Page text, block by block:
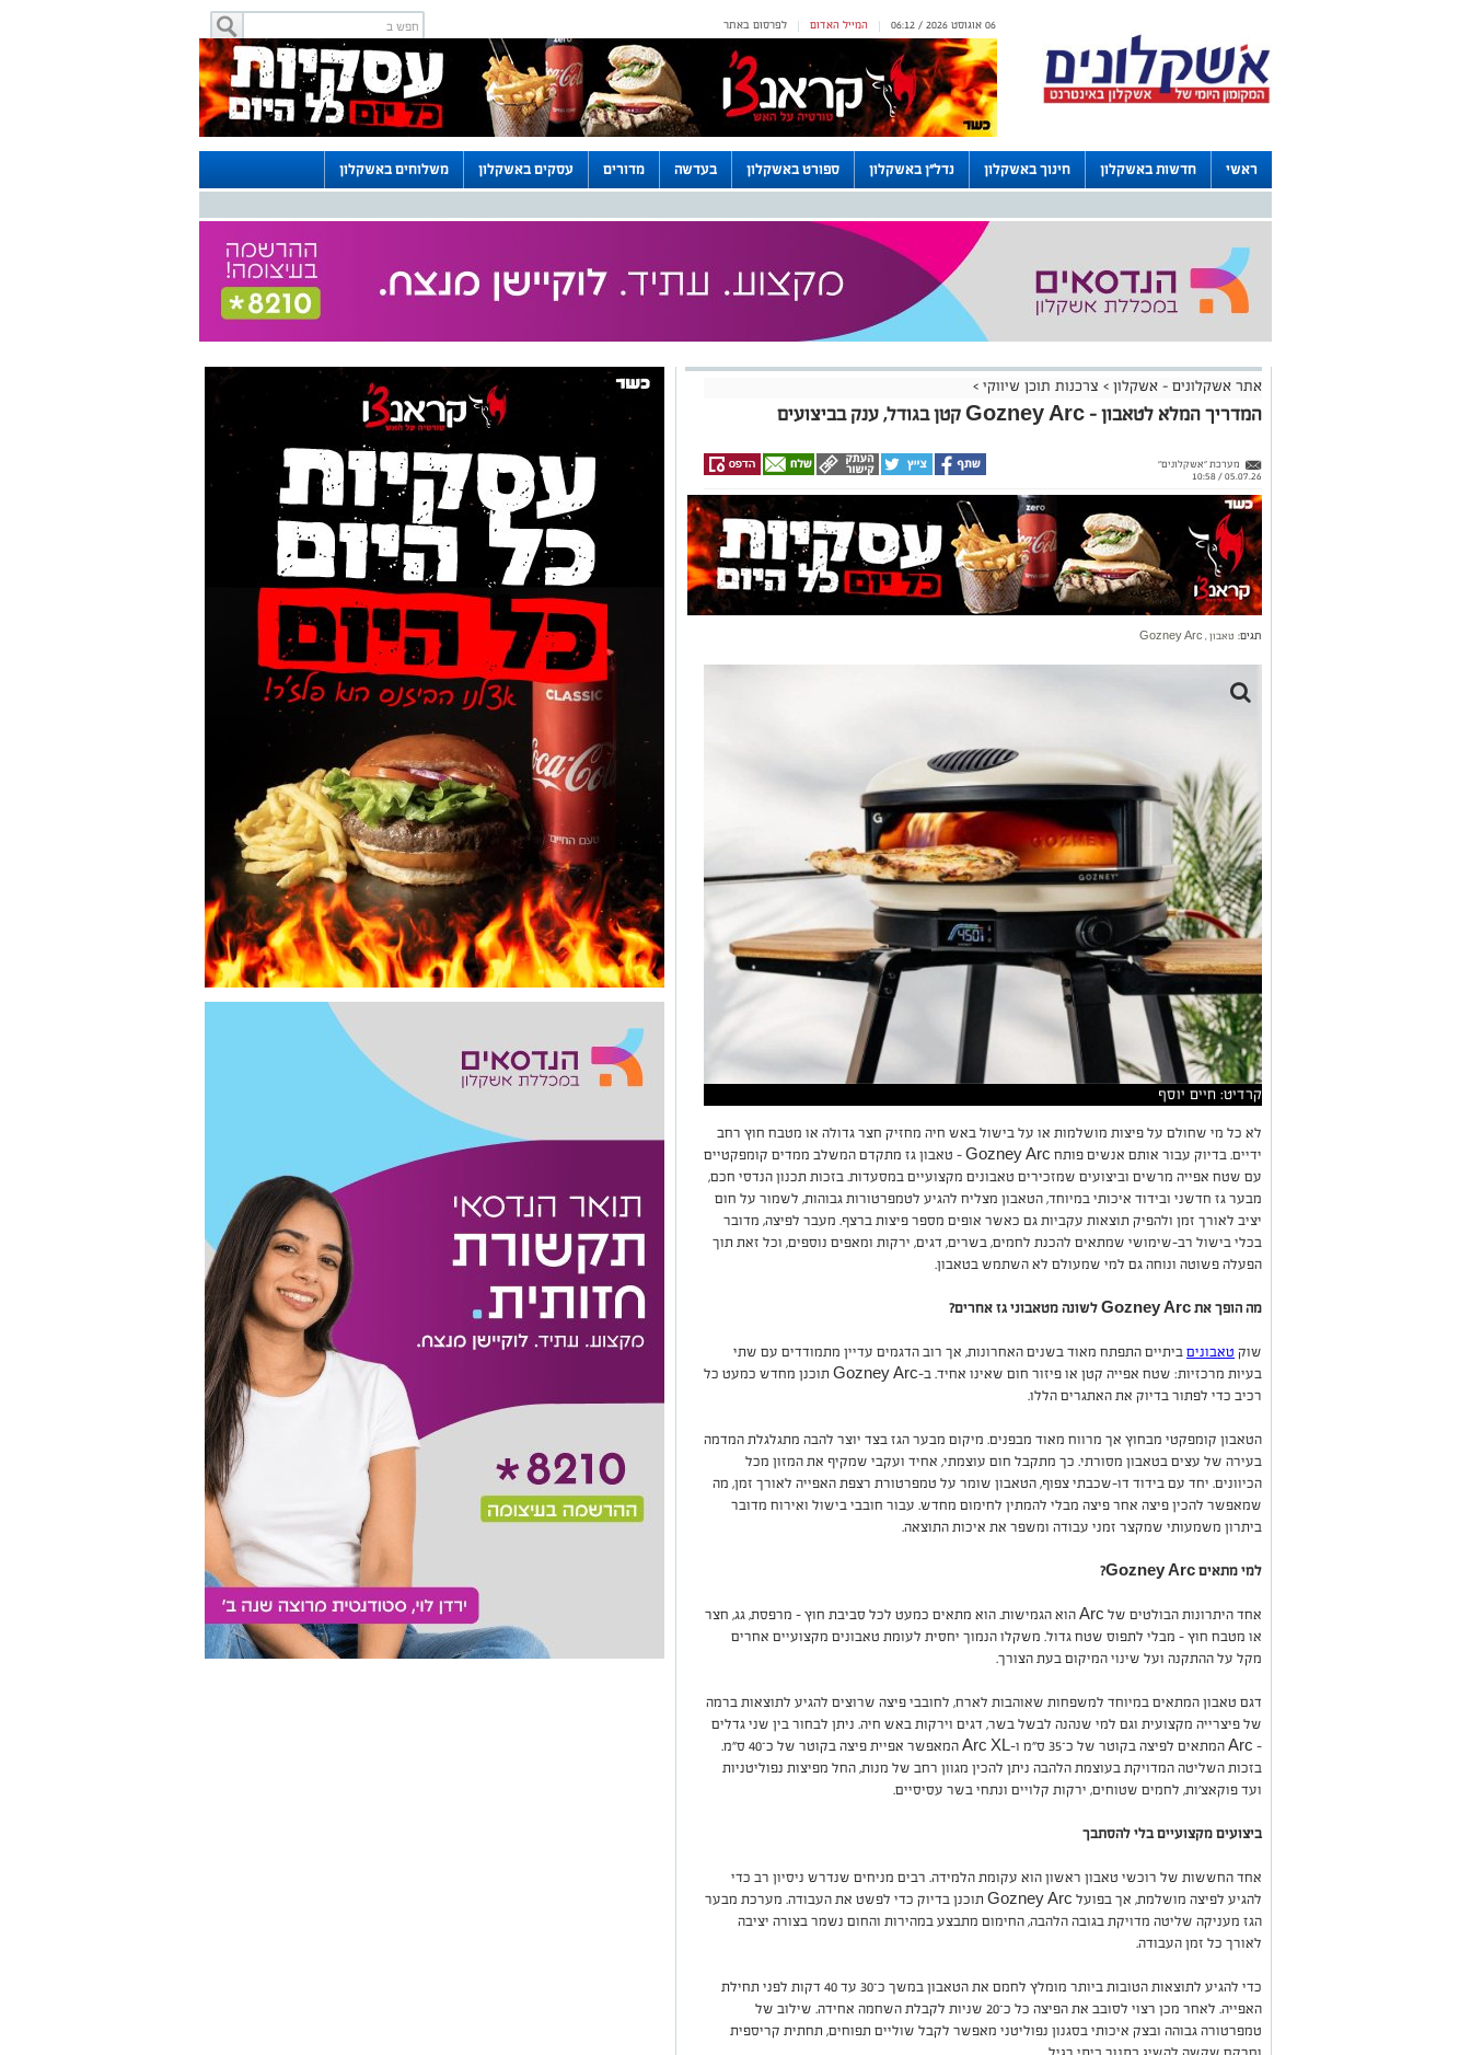
לפרסום באתר | המייל האדום | 06 אוגוסט 2026 / 06:12
ראשי חדשות באשקלון חינוך באשקלון נדל"ן באשקלון ספורט באשקלון בעדשה מדורים עסקים באשקלון משלוחים באשקלון
אתר אשקלונים - אשקלון > צרכנות תוכן שיווקי >
המדריך המלא לטאבון - Gozney Arc קטן בגודל, ענק בביצועים
מערכת "אשקלונים"
05.07.26 / 10:58
תגים: טאבון,
Gozney Arc
קרדיט: חיים יוסף
לא כל מי שחולם על פיצות מושלמות או על בישול באש חיה מחזיק חצר גדולה או מטבח חוץ רחב
ידיים. בדיוק עבור אותם אנשים פותח Gozney Arc – טאבון גז מתקדם המשלב ממדים קומפקטיים
עם שטח אפייה מרשים וביצועים שמזכירים טאבונים מקצועיים במסעדות. בזכות תכנון הנדסי חכם,
מבער גז חדשני ובידוד איכותי במיוחד, הטאבון מצליח להגיע לטמפרטורות גבוהות, לשמור על חום
יציב לאורך זמן ולהפיק תוצאות עקביות גם כאשר אופים מספר פיצות ברצף. מעבר לפיצה, מדובר
בכלי בישול רב-שימושי שמתאים להכנת לחמים, בשרים, דגים, ירקות ומאפים נוספים, וכל זאת תוך
הפעלה פשוטה ונוחה גם למי שמעולם לא השתמש בטאבון.
מה הופך את Gozney Arc לשונה מטאבוני גז אחרים?
שוק טאבוניםביתיים התפתח מאוד בשנים האחרונות, אך רוב הדגמים עדיין מתמודדים עם שתי
בעיות מרכזיות: שטח אפייה קטן או פיזור חום שאינו אחיד. ב-Gozney Arc תוכנן מחדש כמעט כל
רכיב כדי לפתור בדיוק את האתגרים הללו.
הטאבון קומפקטי מבחוץ אך מרווח מאוד מבפנים. מיקום מבער הגז בצד יוצר להבה מתגלגלת המדמה
בעירה של עצים בטאבון מסורתי. כך מתקבל חום עוצמתי, אחיד ועקבי שמקיף את המזון מכל
הכיוונים. יחד עם בידוד דו-שכבתי צפוף, הטאבון שומר על טמפרטורת רצפת האפייה לאורך זמן, מה
שמאפשר להכין פיצה אחר פיצה מבלי להמתין לחימום מחדש. עבור חובבי בישול ואירוח מדובר
ביתרון משמעותי שמקצר זמני עבודה ומשפר את איכות התוצאה.
למי מתאים Gozney Arc?
אחד היתרונות הבולטים של Arc הוא הגמישות. הוא מתאים כמעט לכל סביבת חוץ – מרפסת, גג, חצר
או מטבח חוץ – מבלי לתפוס שטח גדול. משקלו הנמוך יחסית לעומת טאבונים מקצועיים אחרים
מקל על ההתקנה ועל שינוי המיקום בעת הצורך.
דגם טאבון המתאים במיוחד למשפחות שאוהבות לארח, לחובבי פיצה שרוצים להגיע לתוצאות ברמה
של פיצרייה מקצועית וגם למי שנהנה לבשל בשר, דגים וירקות באש חיה. ניתן לבחור בין שני גדלים
– Arc המתאים לפיצה בקוטר של כ־35 ס"מ ו-Arc XL המאפשר אפיית פיצה בקוטר של כ־40 ס"מ.
בזכות השליטה המדויקת בעוצמת הלהבה ניתן להכין מגוון רחב של מנות, החל מפיצות נפוליטניות
ועד פוקאצ'ות, לחמים שטוחים, ירקות קלויים ונתחי בשר עסיסיים.
ביצועים מקצועיים בלי להסתבך
אחד החששות של רוכשי טאבון ראשון הוא עקומת הלמידה. רבים מניחים שנדרש ניסיון רב כדי
להגיע לפיצה מושלמת, אך בפועל Gozney Arc תוכנן בדיוק כדי לפשט את העבודה. מערכת מבער
הגז מעניקה שליטה מדויקת בגובה הלהבה, החימום מתבצע במהירות והחום נשמר בצורה יציבה
לאורך כל זמן העבודה.
כדי להגיע לתוצאות הטובות ביותר מומלץ לחמם את הטאבון במשך כ־30 עד 40 דקות לפני תחילת
האפייה. לאחר מכן רצוי לסובב את הפיצה כל כ־20 שניות לקבלת השחמה אחידה. שילוב של
טמפרטורה גבוהה ובצק איכותי בסגנון נפוליטני מאפשר לקבל שוליים תפוחים, תחתית קריספית